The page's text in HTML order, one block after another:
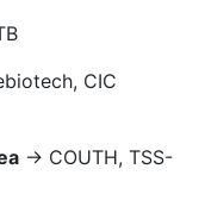
CIC
→ COUTH, TSS-